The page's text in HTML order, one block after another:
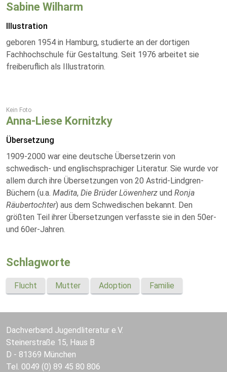
Sabine Wilharm
Illustration
geboren 1954 in Hamburg, studierte an der dortigen
Fachhochschule für Gestaltung. Seit 1976 arbeitet sie
freiberuflich als Illustratorin.
Kein Foto
Anna-Liese Kornitzky
Übersetzung
1909-2000 war eine deutsche Übersetzerin von
schwedisch- und englischsprachiger Literatur. Sie wurde vor
allem durch ihre Übersetzungen von 20 Astrid-Lindgren-
Büchern (u.a. Madita, Die Brüder Löwenherz und Ronja
Räubertochter) aus dem Schwedischen bekannt. Den
größten Teil ihrer Übersetzungen verfasste sie in den 50er-
und 60er-Jahren.
Schlagworte
Flucht Mutter Adoption Familie
Dachverband Jugendliteratur e.V.
Steinerstraße 15, Haus B
D - 81369 München
Tel. 0049 (0) 89 45 80 806